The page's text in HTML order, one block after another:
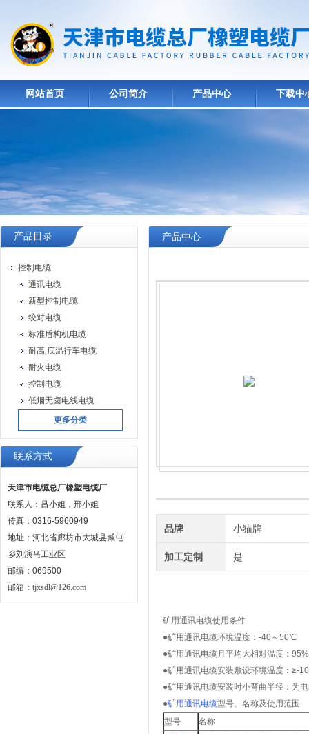
网站首页 公司简介 产品中心 下载中
产品目录
控制电缆
通讯电缆
新型控制电缆
绞对电缆
标准盾构机电缆
耐高,底温行车电缆
耐火电缆
控制电缆
低烟无卤电线电缆
更多分类
联系方式
天津市电缆总厂橡塑电缆厂
联系人：吕小姐，邢小姐
传真：0316-5960949
地址：河北省廊坊市大城县臧屯
乡刘演马工业区
邮编：069500
邮箱： tjxsdl@126.com
产品中心
品牌 小猫牌
加工定制 是
矿用通讯电缆使用条件
●矿用通讯电缆环境温度：-40～50℃
●矿用通讯电缆月平均大相对温度：
●矿用通讯电缆安装敷设环境温度：≥-
●矿用通讯电缆安装时小弯曲半径：为
●矿用通讯电缆型号、名称及使用范围
型号
名称